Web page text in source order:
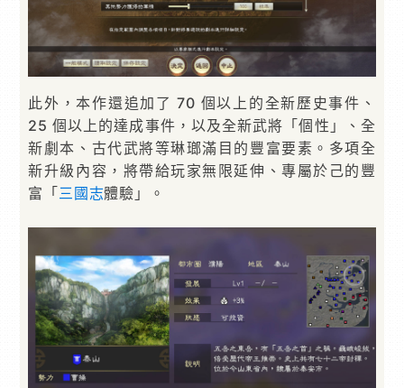
此外，本作還追加了 70 個以上的全新歷史事件、
25 個以上的達成事件，以及全新武將「個性」、全
新劇本、古代武將等琳瑯滿目的豐富要素。多項全
新升級內容，將帶給玩家無限延伸、專屬於己的豐
富「三國志體驗」。